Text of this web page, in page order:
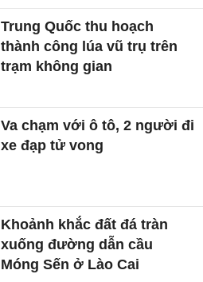
Trung Quốc thu hoạch
thành công lúa vũ trụ trên
trạm không gian
Va chạm với ô tô, 2 người đi
xe đạp tử vong
Khoảnh khắc đất đá tràn
xuống đường dẫn cầu
Móng Sến ở Lào Cai